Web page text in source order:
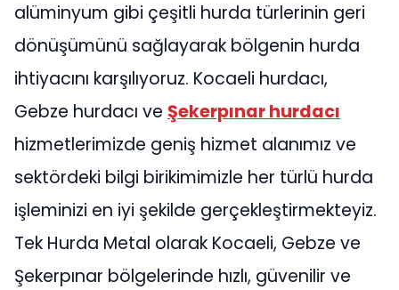
alüminyum gibi çeşitli hurda türlerinin geri
dönüşümünü sağlayarak bölgenin hurda
ihtiyacını karşılıyoruz. Kocaeli hurdacı,
Gebze hurdacı ve Şekerpınar hurdacı
hizmetlerimizde geniş hizmet alanımız ve
sektördeki bilgi birikimimizle her türlü hurda
işleminizi en iyi şekilde gerçekleştirmekteyiz.
Tek Hurda Metal olarak Kocaeli, Gebze ve
Şekerpınar bölgelerinde hızlı, güvenilir ve